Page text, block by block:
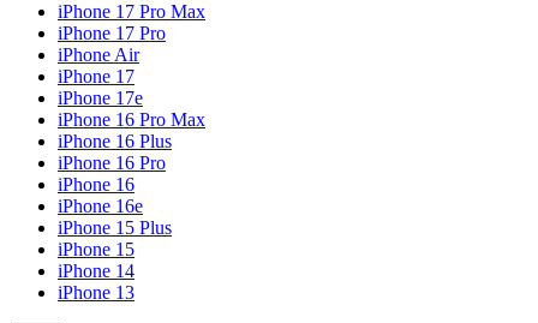
iPhone 17 Pro Max
iPhone 17 Pro
iPhone Air
iPhone 17
iPhone 17e
iPhone 16 Pro Max
iPhone 16 Plus
iPhone 16 Pro
iPhone 16
iPhone 16e
iPhone 15 Plus
iPhone 15
iPhone 14
iPhone 13